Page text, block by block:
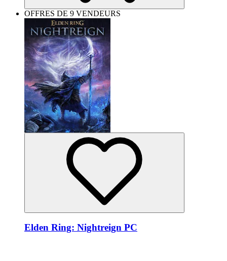
OFFRES DE 9 VENDEURS
Elden Ring: Nightreign PC